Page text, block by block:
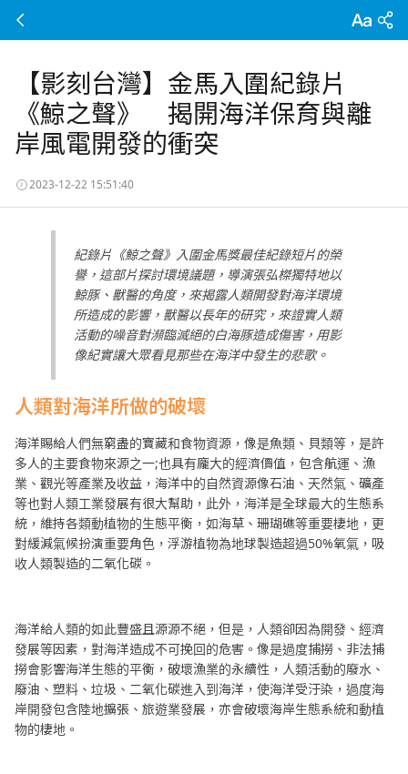
【影刻台灣】金馬入圍紀錄片
《鯨之聲》 揭開海洋保育與離
岸風電開發的衝突
2023-12-22 15:51:40
紀錄片《鯨之聲》入圍金馬獎最佳紀錄短片的榮
譽，這部片探討環境議題，導演張弘榤獨特地以
鯨豚、獸醫的角度，來揭露人類開發對海洋環境
所造成的影響，獸醫以長年的研究，來證實人類
活動的噪音對瀕臨滅絕的白海豚造成傷害，用影
像紀實讓大眾看見那些在海洋中發生的悲歌。
人類對海洋所做的破壞
海洋賜給人們無窮盡的寶藏和食物資源，像是魚類、貝類等，是許
多人的主要食物來源之一;也具有龐大的經濟價值，包含航運、漁
業、觀光等產業及收益，海洋中的自然資源像石油、天然氣、礦產
等也對人類工業發展有很大幫助，此外，海洋是全球最大的生態系
統，維持各類動植物的生態平衡，如海草、珊瑚礁等重要棲地，更
對緩減氣候扮演重要角色，浮游植物為地球製造超過50%氧氣，吸
收人類製造的二氧化碳。
海洋給人類的如此豐盛且源源不絕，但是，人類卻因為開發、經濟
發展等因素，對海洋造成不可挽回的危害。像是過度捕撈、非法捕
撈會影響海洋生態的平衡，破壞漁業的永續性，人類活動的廢水、
廢油、塑料、垃圾、二氧化碳進入到海洋，使海洋受汙染，過度海
岸開發包含陸地擴張、旅遊業發展，亦會破壞海岸生態系統和動植
物的棲地。